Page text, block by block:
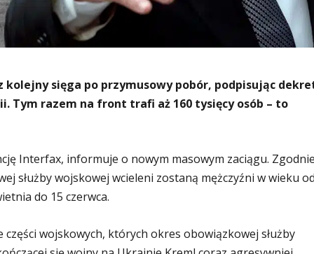
kolejny sięga po przymusowy pobór, podpisując
Tym razem na front trafi aż 160 tysięcy osób – to
Interfax, informuje o nowym masowym zaciągu.
służby wojskowej wcieleni zostaną mężczyźni w wieku
do 15 czerwca.
wojskowych, których okres obowiązkowej służby